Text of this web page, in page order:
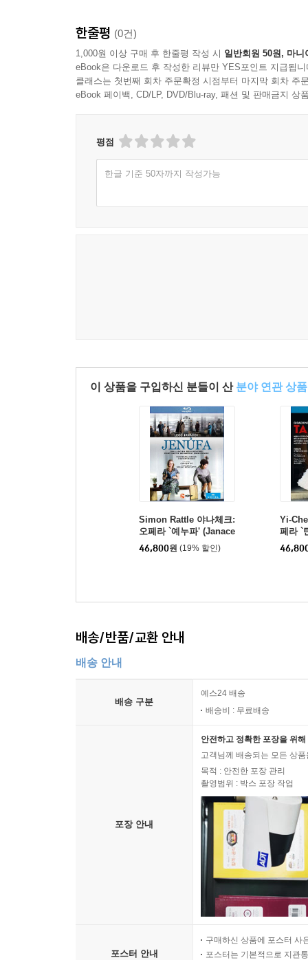
한줄평 (0건)
1,000원 이상 구매 후 한줄평 작성 시 일반회원 50원, 마니
eBook은 다운로드 후 작성한 리뷰만 YES포인트 지급됩니
클래스는 첫번째 회차 주문확정 시점부터 마지막 회차 주
eBook 페이백, CD/LP, DVD/Blu-ray, 패션 및 판매금지 상
평점
한글 기준 50자까지 작성가능
이 상품을 구입하신 분들이 산 분야 연관 상품
Simon Rattle 야나체크:
오페라 `예누파' (Janace
k: Jenufa)
46,800원 (19% 할인)
Yi-
페라 `
i:
배송/반품/교환 안내
배송 안내
배송 구분
예스24 배송
배송비 : 무료배송
포장 안내
안전하고 정확한 포장을 위
고객님께 배송되는 모든 상
목적 : 안전한 포장 관리
촬영범위 : 박스 포장 작업
포스터 안내
구매하신 상품에 포스터 사
포스터는 기본적으로 지관